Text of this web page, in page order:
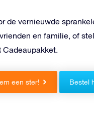
de vernieuwde
en familie, of
Cadeaupakket.
een ster! Bestel